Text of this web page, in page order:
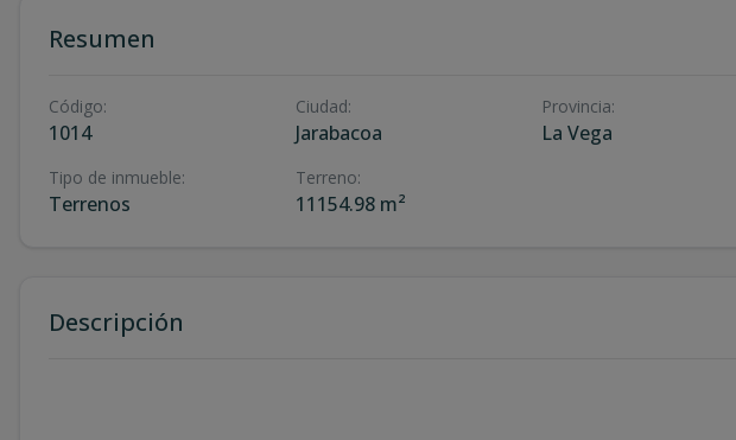
Resumen
Código:
1014
Ciudad:
Jarabacoa
Provincia:
La Vega
Tipo de inmueble:
Terrenos
Terreno:
11154.98 m²
Descripción